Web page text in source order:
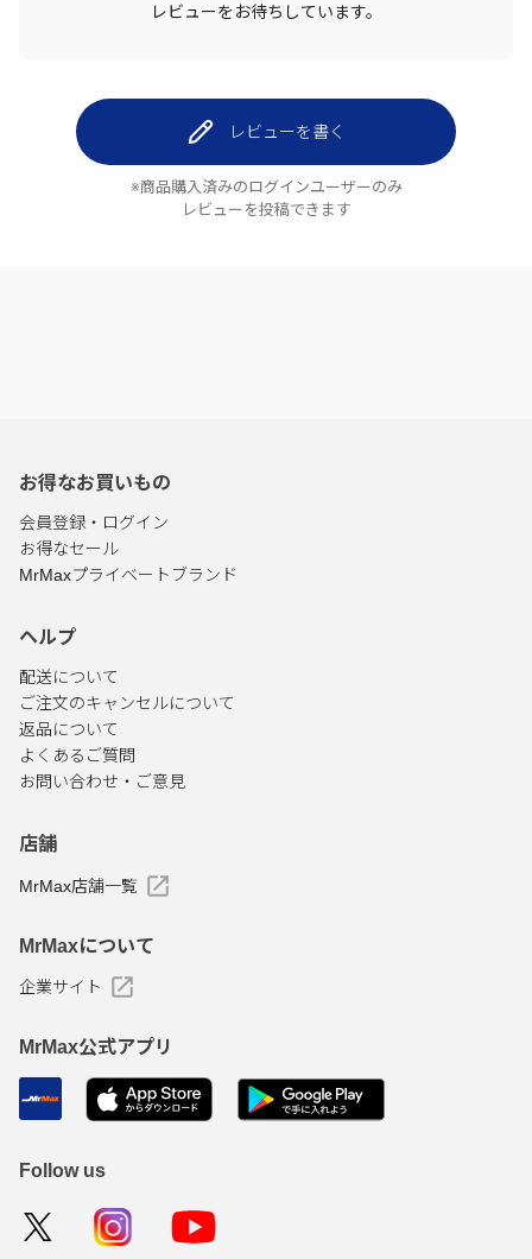
レビューをお待ちしています。
レビューを書く
※商品購入済みのログインユーザーのみ
レビューを投稿できます
お得なお買いもの
会員登録・ログイン
お得なセール
MrMaxプライベートブランド
ヘルプ
配送について
ご注文のキャンセルについて
返品について
よくあるご質問
お問い合わせ・ご意見
店舗
MrMax店舗一覧
MrMaxについて
企業サイト
MrMax公式アプリ
Follow us